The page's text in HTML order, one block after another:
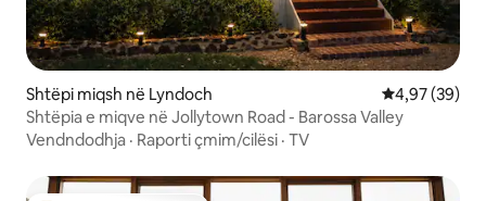
Shtëpi miqsh në Lyndoch Vlerësimi
4,97 (39)
Shtëpia e miqve në Jollytown Road - Barossa Valley
Vendndodhja · Raporti çmim/cilësi · TV